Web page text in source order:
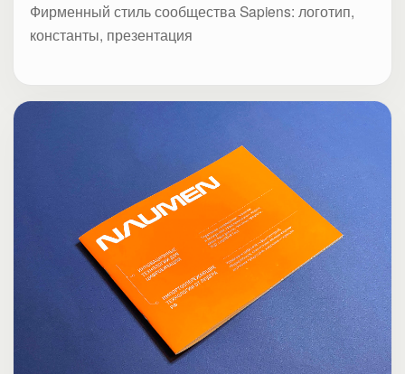
Фирменный стиль сообщества Sapiens: логотип,
константы, презентация